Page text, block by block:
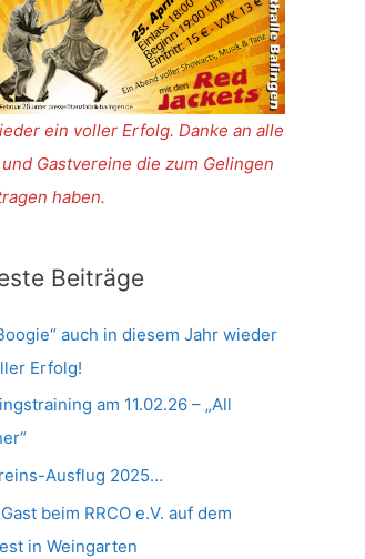
ein voller Erfolg. Danke an alle
und Gastvereine die zum Gelingen
haben.
Beiträge
auch in diesem Jahr wieder
Erfolg!
am 11.02.26 – „All
Ausflug 2025…
beim RRCO e.V. auf dem
in Weingarten